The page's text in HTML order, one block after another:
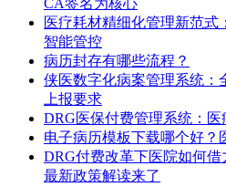
医疗耗材精细化管理新范式
智能管控
病历封存有哪些流程？
侠医数字化病案管理系统：
上报要求
DRG医保付费管理系统：
电子病历模板下载哪个好？
DRG付费改革下医院如何
最新政策解读来了